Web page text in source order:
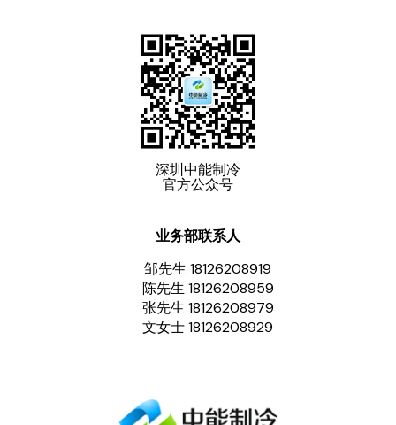
深圳中能制冷
官方公众号
业务部联系人
邹先生 18126208919
陈先生 18126208959
张先生 18126208979
文女士 18126208929